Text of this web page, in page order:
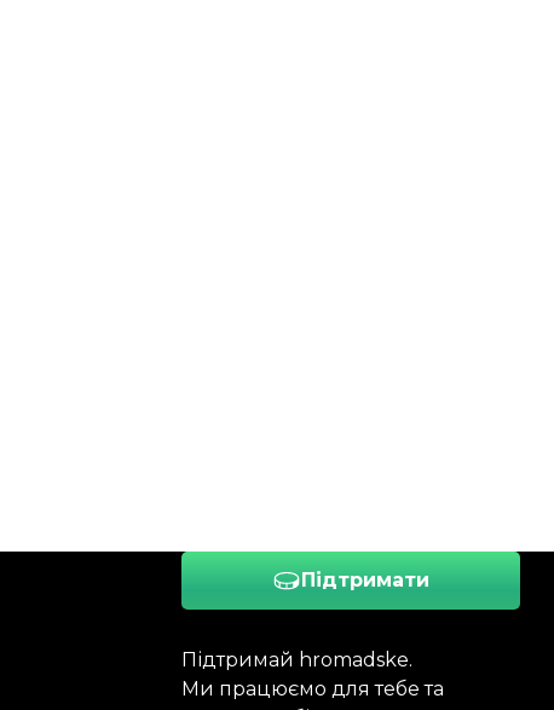
Підтримати
Підтримай hromadske.
Ми працюємо для тебе та